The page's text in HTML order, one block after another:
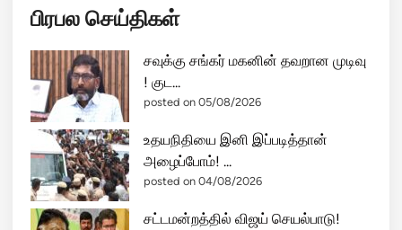
பிரபல செய்திகள்
சவுக்கு சங்கர் மகனின் தவறான முடிவு
! குட...
posted on 05/08/2026
உதயநிதியை இனி இப்படித்தான்
அழைப்போம்! ...
posted on 04/08/2026
சட்டமன்றத்தில் விஜய் செயல்பாடு!